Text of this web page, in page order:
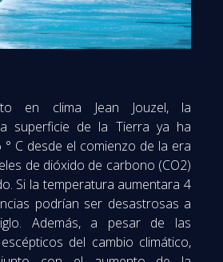
en clima Jean Jouzel, la
superficie de la Tierra ya ha
C desde el comienzo de la era
de dióxido de carbono (CO2)
Si la temperatura aumentara 4
podrían ser desastrosas a
Además, a pesar de las
del cambio climático,